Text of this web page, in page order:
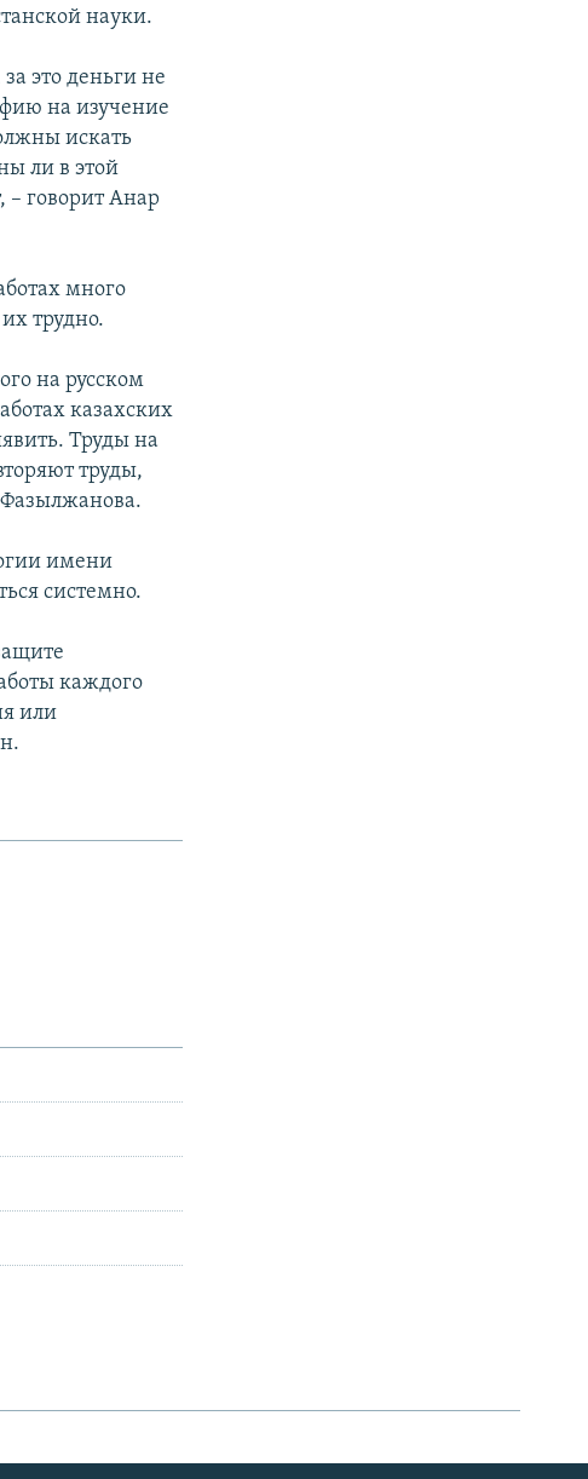
науки.
это деньги не
на изучение
искать
ли в этой
– говорит Анар
много
трудно.
на русском
казахских
Труды на
труды,
имени
системно.
каждого
или